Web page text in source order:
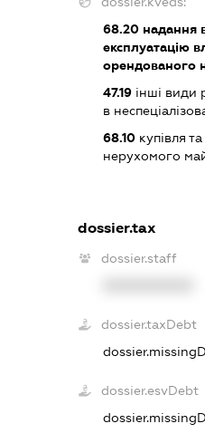
68.20надання
експлуатацію
орендованого
47.19інші види
в
68.10купівля
нерухомого
dossier.tax
dossier.staff
dossier.taxDebt
dossier.esvDebt